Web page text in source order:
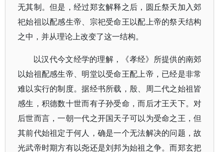
无其制。但是，经过郑玄解释之后，圆丘祭天加入郊
祀始祖以配感生帝、宗祀受命王以配上帝的祭天结构
之中，并从理论上改变了这一结构。
以汉代今文经学的理解，《孝经》所提供的南郊
以始祖配感生帝、明堂以受命王配上帝，已经是非常
难以实行的制度。据经书所载，殷、周二代之始祖皆
感生，积德数十世而有子孙受命，而后才王天下。对
后世而言，一朝一代之开国天子可以为受命之王，但
其前代始祖定于何人，确是一个无法解决的问题，故
光武帝时期方有以尧还是刘邦为始祖之争。而郑玄把